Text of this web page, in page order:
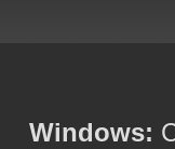
Windows: